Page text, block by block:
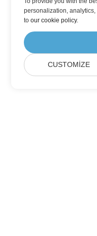
personalization,
toour cookie policy.
CUSTOMIZE